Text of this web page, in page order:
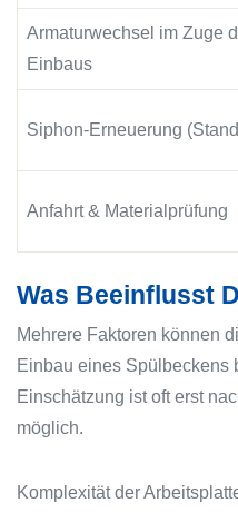
Armaturwechsel im Zuge
Einbaus
Siphon-Erneuerung
Anfahrt & Materialprüfung
Was Beeinflusst
Mehrere Faktoren können
Einbau eines Spülbeckens
Einschätzung ist oft erst
möglich.
Komplexität der